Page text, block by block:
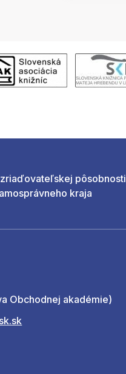
pôsobnosti
kraja
Obchodnej akadémie)